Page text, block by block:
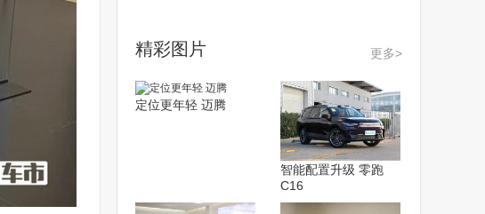
精彩图片 更多>
定位更年轻 迈腾
智能配置升级 零跑
C16